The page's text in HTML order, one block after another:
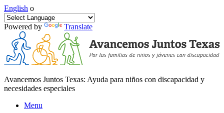
English o
Powered by Translate
Avancemos Juntos Texas: Ayuda para niños con discapacidad y
necesidades especiales
Menu